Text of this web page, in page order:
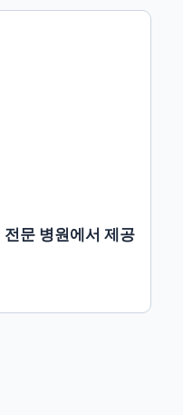
문 병원에서 제공